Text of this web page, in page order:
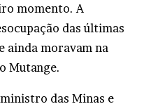
momento. A
das últimas
ainda moravam na
Mutange.